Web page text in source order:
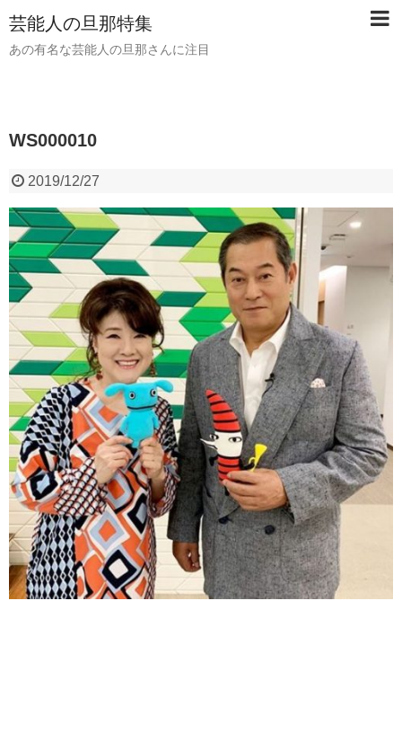
芸能人の旦那特集
あの有名な芸能人の旦那さんに注目
WS000010
2019/12/27